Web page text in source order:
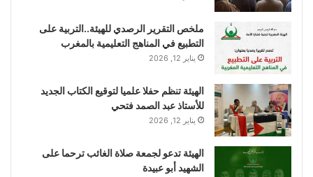
ملخص التقرير الرصدي للهيئة..التربية على
التطبيع في المناهج التعليمية بالمغرب
يناير 12, 2026
الهيئة تنظم حفلا علميا لتوقيع الكتاب الجديد
للأستاذ عبد الصمد فتحي
يناير 12, 2026
الهيئة تدعو لجمعة صلاة الغائب ترحما على
الشهيد أبو عبيدة